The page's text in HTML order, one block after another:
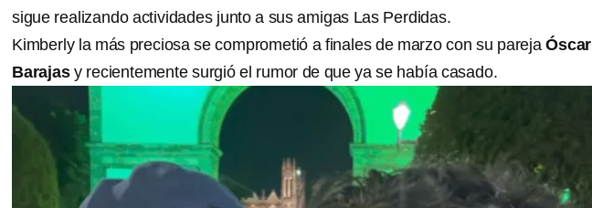
sigue realizando actividades junto a sus amigas Las Perdidas.
Kimberly la más preciosa se comprometió a finales de marzo con su parejaÓscar
Barajasy recientemente surgió el rumor de que ya se había casado.